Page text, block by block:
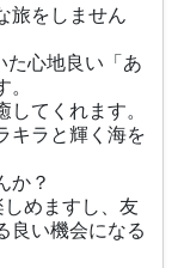
旅をしません
た心地良い「あ
てくれます。
キラと輝く海を
か？
めますし、友
良い機会になる